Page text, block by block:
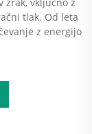
tlak. Od leta
z energijo